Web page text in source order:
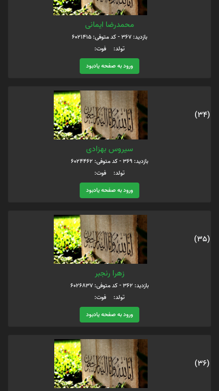
محمدرضا ایمانی
بازدید: 367 - کد متوفی: 6021415
تولد: فوت:
ورود به صفحه یادبود
(34)
سیروس بهزادی
بازدید: 369 - کد متوفی: 6024462
تولد: فوت:
ورود به صفحه یادبود
(35)
زهرا رنجبر
بازدید: 362 - کد متوفی: 6026837
تولد: فوت:
ورود به صفحه یادبود
(36)